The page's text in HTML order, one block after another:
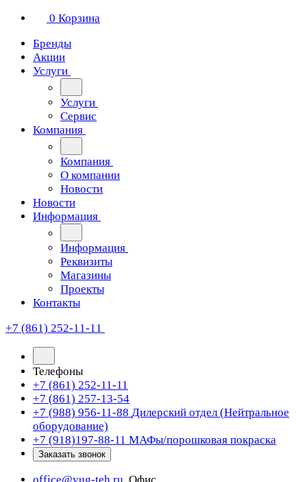
0 Корзина
Бренды
Акции
Услуги
Услуги
Сервис
Компания
Компания
О компании
Новости
Новости
Информация
Информация
Реквизиты
Магазины
Проекты
Контакты
+7 (861) 252-11-11
Телефоны
+7 (861) 252-11-11
+7 (861) 257-13-54
+7 (988) 956-11-88 Дилерский отдел (Нейтральное
оборудование)
+7 (918)197-88-11 МАФы/порошковая покраска
Заказать звонок